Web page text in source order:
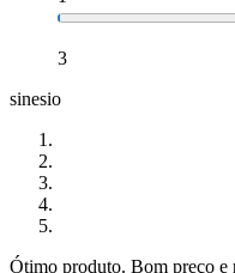
3
sinesio
Ótimo produto. Bom preço e